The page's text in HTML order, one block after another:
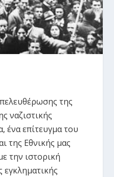
της
ναζιστικής
ένα επίτευγμα του
της Εθνικής μας
την ιστορική
εγκληματικής